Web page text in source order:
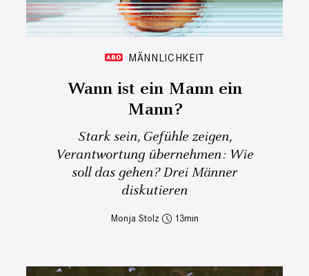
MÄNNLICHKEIT
Wann ist ein Mann ein
Mann?
Stark sein, Gefühle zeigen,
Verantwortung übernehmen: Wie
soll das gehen? Drei Männer
diskutieren
Monja Stolz 13